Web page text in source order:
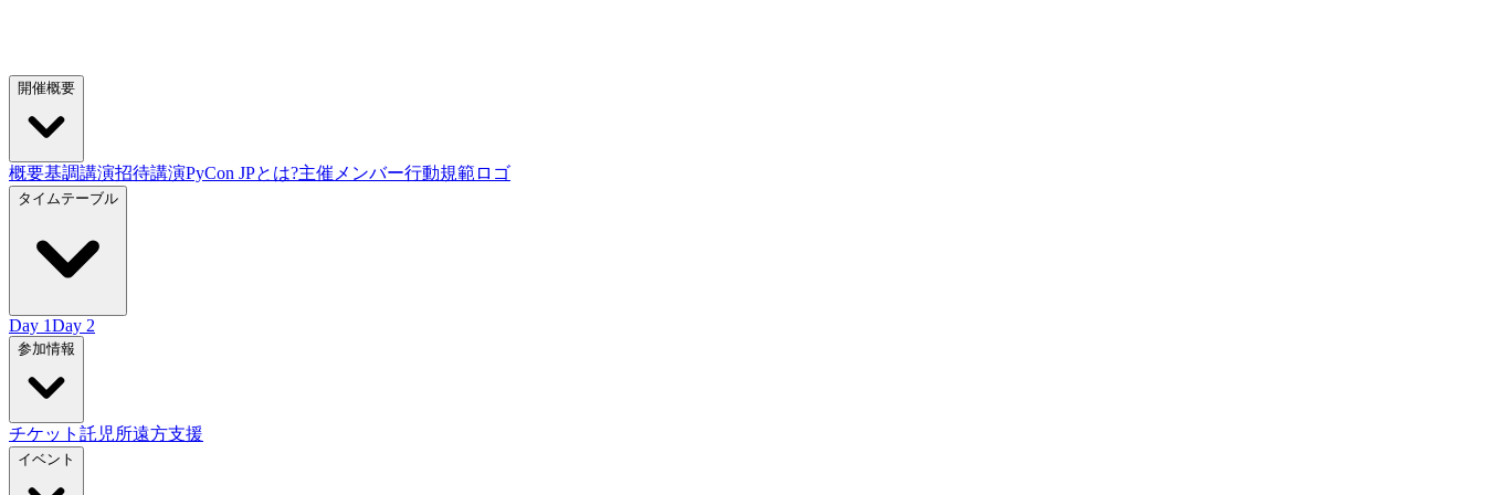
開催概要
概要基調講演招待講演PyCon JPとは?主催メンバー行動規範 ロゴ
タイムテーブル
Day 1Day 2
参加情報
チケット 託児所遠方支援
イベント